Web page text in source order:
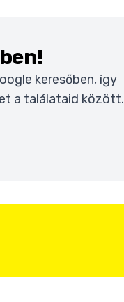
keresőben, így
a találataid között.